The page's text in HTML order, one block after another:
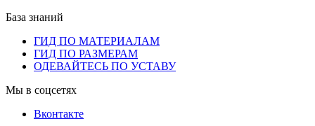
База знаний
ГИД ПО МАТЕРИАЛАМ
ГИД ПО РАЗМЕРАМ
ОДЕВАЙТЕСЬ ПО УСТАВУ
Мы в соцсетях
Вконтакте